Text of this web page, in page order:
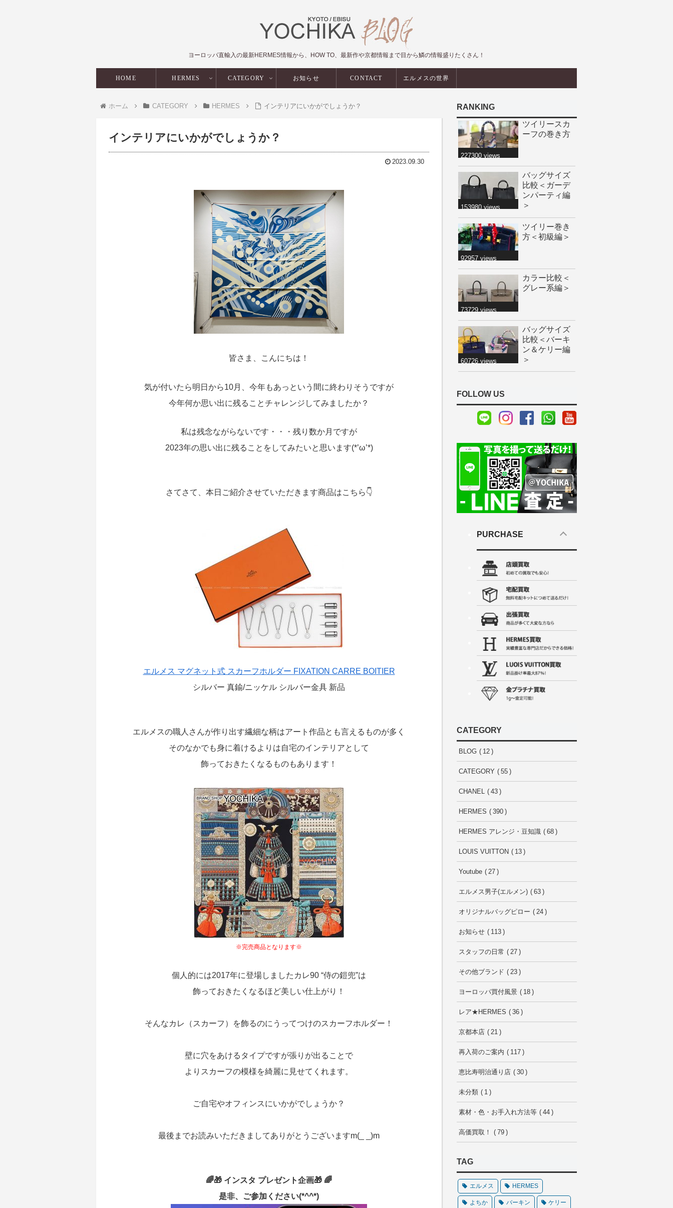
ヨーロッパ直輸入の最新HERMES情報から、HOW TO、最新作や京都情報まで目から鱗の情報盛りたくさん！
HOME HERMES CATEGORY お知らせ CONTACT エルメスの世界
ホーム CATEGORY HERMES インテリアにいかがでしょうか？
インテリアにいかがでしょうか？
2023.09.30
皆さま、こんにちは！
気が付いたら明日から10月、今年もあっという間に終わりそうですが
今年何か思い出に残ることチャレンジしてみましたか？
私は残念ながらないです・・・残り数か月ですが
2023年の思い出に残ることをしてみたいと思います(*’ω’*)
さてさて、本日ご紹介させていただきます商品はこちら👇
エルメス マグネット式 スカーフホルダー FIXATION CARRE BOITIER
シルバー 真鍮/ニッケル シルバー金具 新品
エルメスの職人さんが作り出す繊細な柄はアート作品とも言えるものが多く
そのなかでも身に着けるよりは自宅のインテリアとして
飾っておきたくなるものもあります！
※完売商品となります※
個人的には2017年に登場しましたカレ90 “侍の鎧兜”は
飾っておきたくなるほど美しい仕上がり！
そんなカレ（スカーフ）を飾るのにうってつけのスカーフホルダー！
壁に穴をあけるタイプですが張りが出ることで
よりスカーフの模様を綺麗に見せてくれます。
ご自宅やオフィンスにいかがでしょうか？
最後までお読みいただきましてありがとうございますm(_ _)m
🌈🎁 インスタ プレゼント企画🎁 🌈
是非、ご参加ください(*^^*)
RANKING
ツイリースカ
ーフの巻き方
227300 views
バッグサイズ
比較＜ガーデ
ンパーティ編
＞
153980 views
ツイリー巻き
方＜初級編＞
92957 views
カラー比較＜
グレー系編＞
73729 views
バッグサイズ
比較＜バーキ
ン＆ケリー編
＞
60726 views
FOLLOW US
PURCHASE
CATEGORY
BLOG 12
CATEGORY 55
CHANEL 43
HERMES 390
HERMES アレンジ・豆知識 68
LOUIS VUITTON 13
Youtube 27
エルメス男子(エルメン) 63
オリジナルバッグピロー 24
お知らせ 113
スタッフの日常 27
その他ブランド 23
ヨーロッパ買付風景 18
レア★HERMES 36
京都本店 21
再入荷のご案内 117
恵比寿明治通り店 30
未分類 1
素材・色・お手入れ方法等 44
高価買取！ 79
TAG
エルメス HERMES
よちか バーキン ケリー